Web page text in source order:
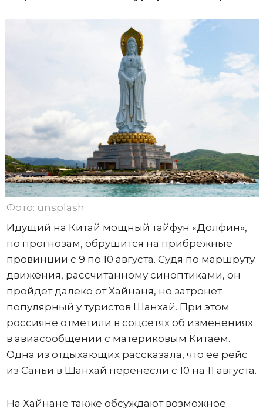
Фото: unsplash
Идущий на Китай мощный тайфун «Долфин»,
по прогнозам, обрушится на прибрежные
провинции с 9 по 10 августа. Судя по маршруту
движения, рассчитанному синоптиками, он
пройдет далеко от Хайнаня, но затронет
популярный у туристов Шанхай. При этом
россияне отметили в соцсетях об изменениях
в авиасообщении с материковым Китаем.
Одна из отдыхающих рассказала, что ее рейс
из Саньи в Шанхай перенесли с 10 на 11 августа.
На Хайнане также обсуждают возможное